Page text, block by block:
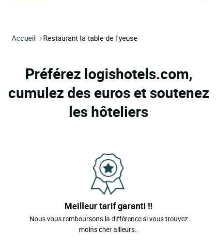
Accueil Restaurant la table de l'yeuse
Préférez logishotels.com,
cumulez des euros et soutenez
les hôteliers
Meilleur tarif garanti !!
Nous vous remboursons la différence si vous trouvez
moins cher ailleurs..